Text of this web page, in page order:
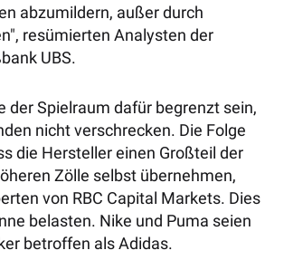
abzumildern, außer durch
resümierten Analysten der
UBS.
der Spielraum dafür begrenzt sein,
nicht verschrecken. Die Folge
die Hersteller einen Großteil der
Zölle selbst übernehmen,
von RBC Capital Markets. Dies
belasten. Nike und Puma seien
betroffen als Adidas.